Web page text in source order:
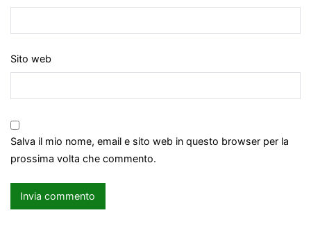
Sito web
Salva il mio nome, email e sito web in questo browser per la
prossima volta che commento.